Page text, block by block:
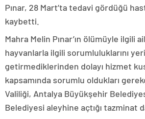
Pınar, 28 Mart’ta tedavi gördüğü
kaybetti.
Mahra Melin Pınar’ın ölümüyle ilgili
hayvanlarla ilgili sorumluluklarını
getirmediklerinden dolayı hizmet
kapsamında sorumlu oldukları
Valiliği, Antalya Büyükşehir
Belediyesi aleyhine açtığı tazminat